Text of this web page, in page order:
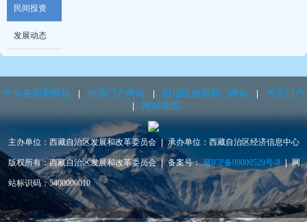
公益
提案答复
驻委纪检
发改动态
企业备案
民间投资
发展动态
中央各部委网站 地市门户网站 自治区政府部门网站
地方门户
网站地图
主办单位：西藏自治区发展和改革委员会 承办单位：西藏自治区经济信息中心
版权所有：西藏自治区发展和改革委员会 备案号：藏ICP备09000529号-8 网
站标识码：5400000010